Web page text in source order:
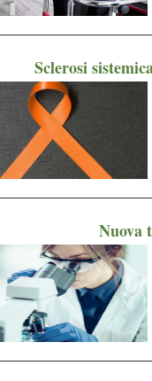
Sclerosi
Nuova